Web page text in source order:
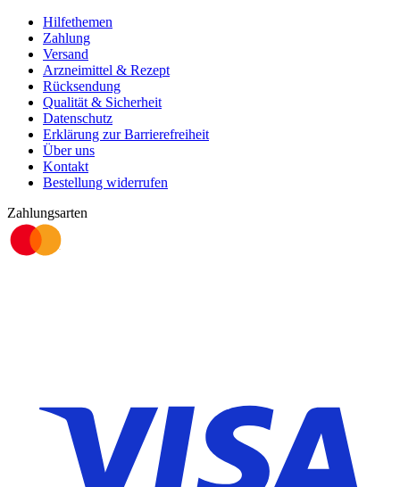
Hilfethemen
Zahlung
Versand
Arzneimittel & Rezept
Rücksendung
Qualität & Sicherheit
Datenschutz
Erklärung zur Barrierefreiheit
Über uns
Kontakt
Bestellung widerrufen
Zahlungsarten